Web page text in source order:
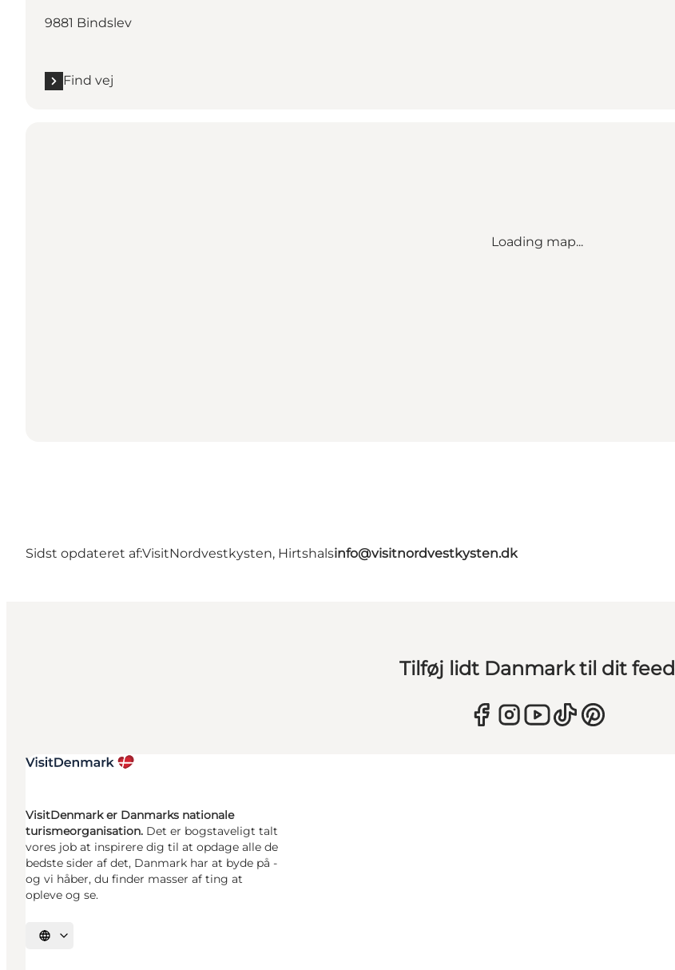
9881 Bindslev
Find vej
Loading map...
Sidst opdateret af:VisitNordvestkysten, Hirtshalsinfo@visitnordvestkysten.dk
Tilføj lidt Danmark til dit feed
VisitDenmark er Danmarks nationale
turismeorganisation. Det er bogstaveligt talt
vores job at inspirere dig til at opdage alle de
bedste sider af det, Danmark har at byde på -
og vi håber, du finder masser af ting at
opleve og se.
Vælg sprog